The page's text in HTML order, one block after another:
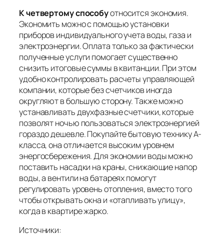
К четвертому способуотносится экономия.
Экономить можно с помощью установки
приборов индивидуального учета воды, газа и
электроэнергии. Оплата только за фактически
полученные услуги помогает существенно
снизить итоговые суммы в квитанции. При этом
удобно контролировать расчеты управляющей
компании, которые без счетчиков иногда
округляют в большую сторону. Также можно
устанавливать двухфазные счетчики, которые
позволят ночью пользоваться электроэнергией
гораздо дешевле. Покупайте бытовую технику А-
класса, она отличается высоким уровнем
энергосбережения. Для экономии воды можно
поставить насадки на краны, снижающие напор
воды, а вентили на батареях помогут
регулировать уровень отопления, вместо того
чтобы открывать окна и «отапливать улицу»,
когда в квартире жарко.
Источники: